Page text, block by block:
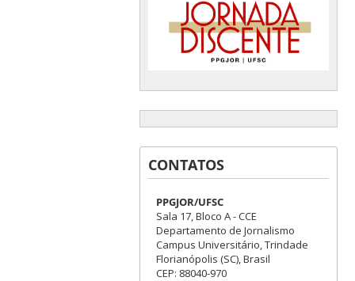
CONTATOS
PPGJOR/UFSC
Sala 17, Bloco A - CCE
Departamento de Jornalismo
Campus Universitário, Trindade
Florianópolis (SC), Brasil
CEP: 88040-970